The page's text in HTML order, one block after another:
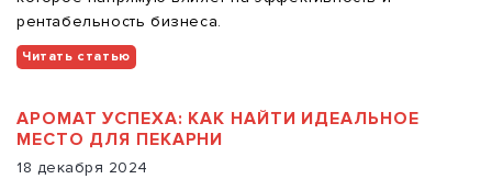
рентабельность бизнеса.
Читать статью
АРОМАТ УСПЕХА: КАК НАЙТИ ИДЕАЛЬНОЕ
МЕСТО ДЛЯ ПЕКАРНИ
18 декабря 2024